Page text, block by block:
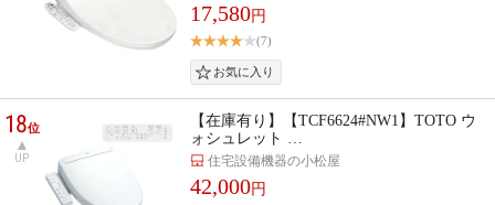
17,580円
(7)
18位
UP
【在庫有り】【TCF6624#NW1】TOTO ウ
ォシュレット …
住宅設備機器の小松屋
42,000円